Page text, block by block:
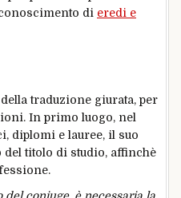
di eredi e
traduzione giurata, per
In primo luogo, nel
diplomi e lauree, il suo
titolo di studio, affinchè